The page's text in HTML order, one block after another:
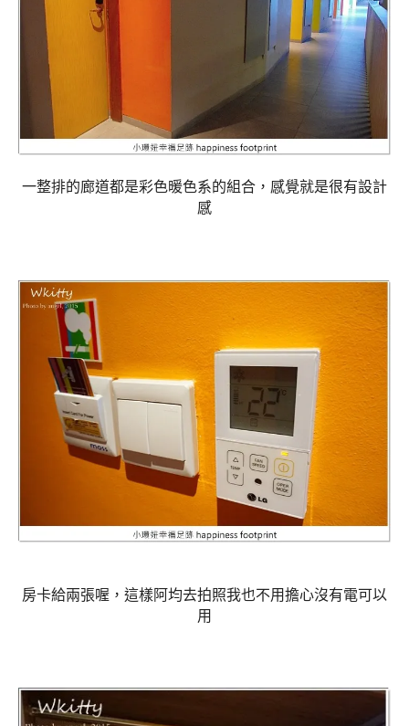
一整排的廊道都是彩色暖色系的組合，感覺就是很有設計
感
房卡給兩張喔，這樣阿均去拍照我也不用擔心沒有電可以
用